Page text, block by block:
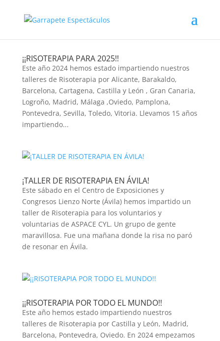
¡¡RISOTERAPIA PARA 2025!!
Este año 2024 hemos estado impartiendo nuestros
talleres de Risoterapia por Alicante, Barakaldo,
Barcelona, Cartagena, Castilla y León , Gran Canaria,
Logroño, Madrid, Málaga ,Oviedo, Pamplona,
Pontevedra, Sevilla, Toledo, Vitoria. Llevamos 15 años
impartiendo...
¡TALLER DE RISOTERAPIA EN ÁVILA!
Este sábado en el Centro de Exposiciones y
Congresos Lienzo Norte (Ávila) hemos impartido un
taller de Risoterapia para los voluntarios y
voluntarias de ASPACE CYL. Un grupo de gente
maravillosa. Fue una mañana donde la risa no paró
de resonar en Ávila.
¡¡RISOTERAPIA POR TODO EL MUNDO!!
Este año hemos estado impartiendo nuestros
talleres de Risoterapia por Castilla y León, Madrid,
Barcelona, Pontevedra, Oviedo. En 2024 empezamos